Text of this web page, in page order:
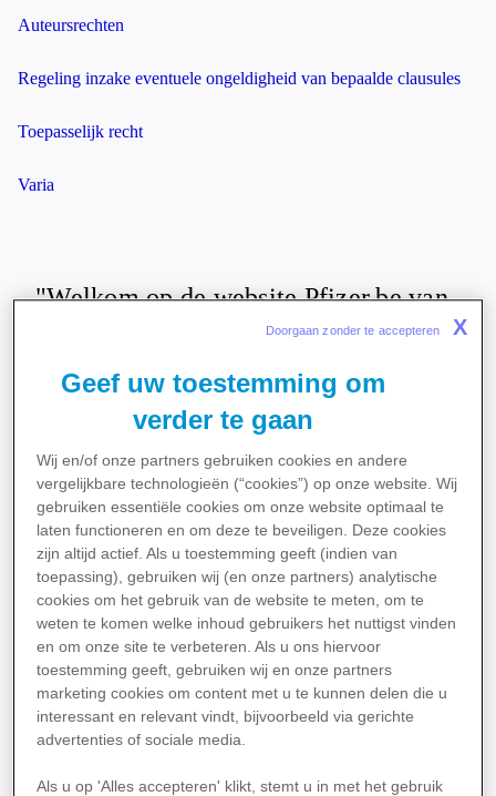
Auteursrechten
Regeling inzake eventuele ongeldigheid van bepaalde clausules
Toepasselijk recht
Varia
"Welkom op de website Pfizer.be van
de onderneming Pfizer NV, met
B-1050 Elsene,RPR Brussel
0401.994.823 en zijn klinische
onderzoekseenheid,Pfizer Clinical
Research Unit (de PCRU),gelegen
Lenniksebaan 808, B-1070
Anderlecht,RPM Brussel
2.105.014.717"
De informatie die u op deze website aantreft, is
uitsluitend bestemd voor algemene informatieve en
educatieve doeleinden. Gelieve deze
Gebruiksvoorwaarden nauwkeurig te lezen en na te
kijken voordat u deze website gebruikt of betreedt.
Door deze website te gebruiken of te betreden,
Geef uw toestemming om
verder te gaan
Wij en/of onze partners gebruiken cookies en andere
vergelijkbare technologieën (“cookies”) op onze website. Wij
gebruiken essentiële cookies om onze website optimaal te
laten functioneren en om deze te beveiligen. Deze cookies
zijn altijd actief. Als u toestemming geeft (indien van
toepassing), gebruiken wij (en onze partners) analytische
cookies om het gebruik van de website te meten, om te
weten te komen welke inhoud gebruikers het nuttigst vinden
en om onze site te verbeteren. Als u ons hiervoor
toestemming geeft, gebruiken wij en onze partners
marketing cookies om content met u te kunnen delen die u
interessant en relevant vindt, bijvoorbeeld via gerichte
advertenties of sociale media.
Als u op 'Alles accepteren' klikt, stemt u in met het gebruik
Doorgaan zonder te accepteren X